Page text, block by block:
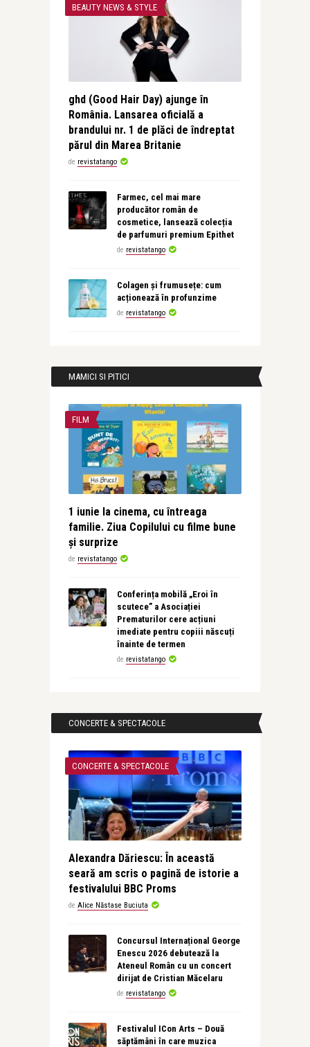
BEAUTY NEWS & STYLE
ghd (Good Hair Day) ajunge în
România. Lansarea oficială a
brandului nr. 1 de plăci de îndreptat
părul din Marea Britanie
de revistatango
Farmec, cel mai mare
producător român de
cosmetice, lansează colecția
de parfumuri premium Epithet
de revistatango
Colagen și frumusețe: cum
acționează în profunzime
de revistatango
MAMICI SI PITICI
FILM
1 iunie la cinema, cu întreaga
familie. Ziua Copilului cu filme bune
și surprize
de revistatango
Conferința mobilă „Eroi în
scutece” a Asociației
Prematurilor cere acțiuni
imediate pentru copiii născuți
înainte de termen
de revistatango
CONCERTE & SPECTACOLE
CONCERTE & SPECTACOLE
Alexandra Dăriescu: În această
seară am scris o pagină de istorie a
festivalului BBC Proms
de Alice Năstase Buciuta
Concursul Internațional George
Enescu 2026 debutează la
Ateneul Român cu un concert
dirijat de Cristian Măcelaru
de revistatango
Festivalul ICon Arts – Două
săptămâni în care muzica